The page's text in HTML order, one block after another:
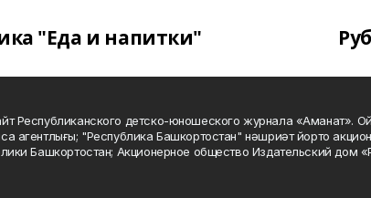
"Еда и напитки"
Республиканского детско-юношеского журнала «Аманат».
агентлығы; "Республика Башкортостан" нәшриәт йорто
Башкортостан; Акционерное общество Издательский дом